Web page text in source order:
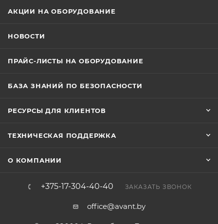
АКЦИИ НА ОБОРУДОВАНИЕ
НОВОСТИ
ПРАЙС-ЛИСТЫ НА ОБОРУДОВАНИЕ
БАЗА ЗНАНИЙ ПО БЕЗОПАСНОСТИ
РЕСУРСЫ ДЛЯ КЛИЕНТОВ
ТЕХНИЧЕСКАЯ ПОДДЕРЖКА
О КОМПАНИИ
+375-17-304-40-40 ЗАКАЗАТЬ ЗВОНОК
office@avant.by